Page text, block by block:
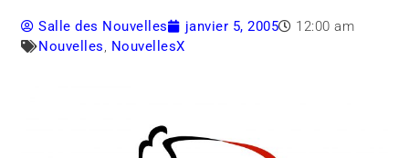
Salle des Nouvelles janvier 5, 2005
12:00 am
Nouvelles, NouvellesX